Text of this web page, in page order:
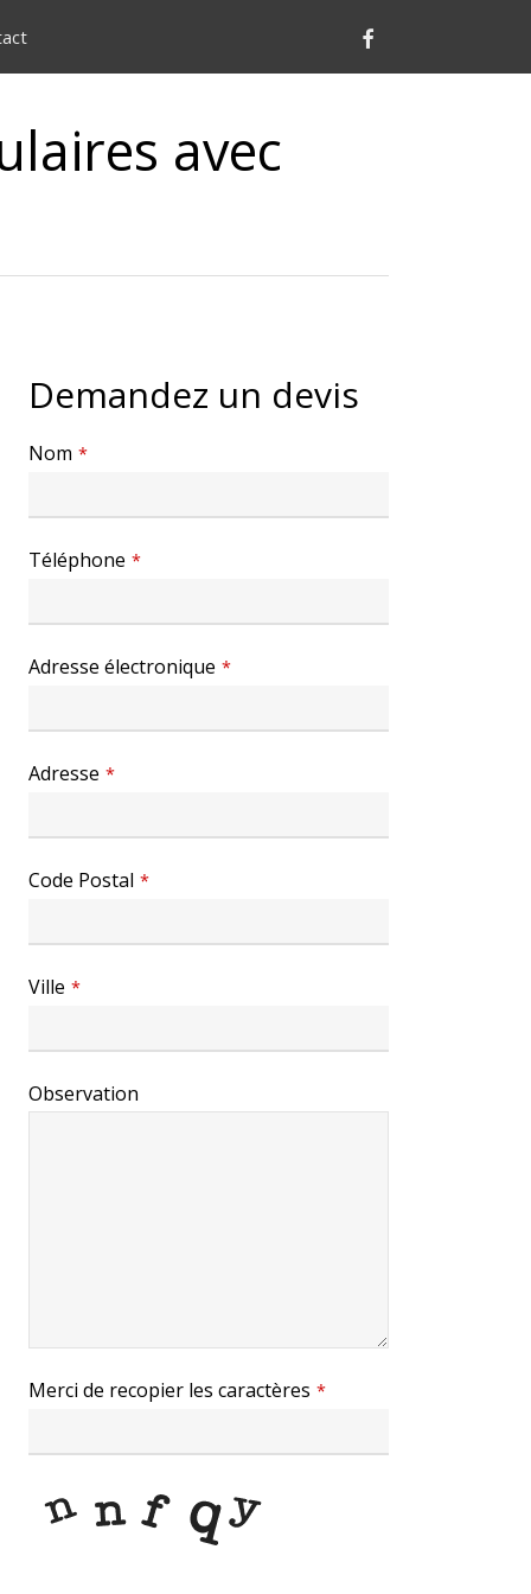
Facebook
avec
Demandez un devis
Nom *
Téléphone *
Adresse électronique *
Adresse *
Code Postal *
Ville *
Observation
Merci de recopier les caractères *